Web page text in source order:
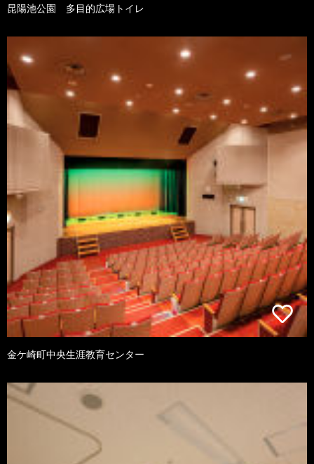
昆陽池公園 多目的広場トイレ
金ケ崎町中央生涯教育センター